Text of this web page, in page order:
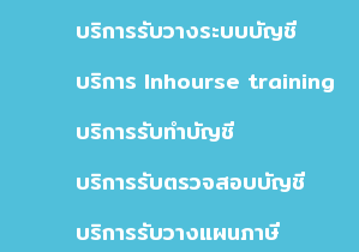
บริการรับวางระบบบัญชี
บริการ Inhourse training
บริการรับทำบัญชี
บริการรับตรวจสอบบัญชี
บริการรับวางแผนภาษี